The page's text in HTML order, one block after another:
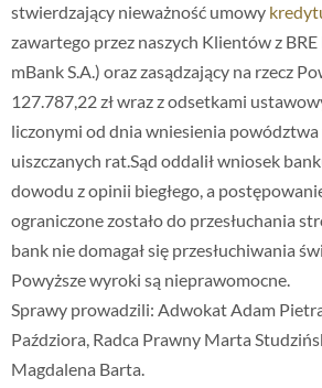
stwierdzający nieważność umowy
zawartego przez naszych Klientów z BRE
mBank S.A.) oraz zasądzający na rzecz
127.787,22 zł wraz z odsetkami
liczonymi od dnia wniesienia
uiszczanych rat.Sąd oddalił wniosek
dowodu z opinii biegłego, a
ograniczone zostało do przesłuchania
bank nie domagał się przesłuchiwania
Powyższe wyroki są nieprawomocne.
Sprawy prowadzili: Adwokat Adam
Paździora, Radca Prawny Marta
Magdalena Barta.